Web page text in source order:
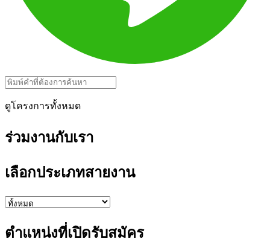
ดูโครงการทั้งหมด
ร่วมงานกับเรา
เลือกประเภทสายงาน
ตำแหน่งที่เปิดรับสมัคร